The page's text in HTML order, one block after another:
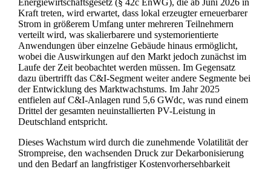
Energiewirtschaftsgesetz (§ 42c EnWG), die ab Juni 2026 in
Kraft treten, wird erwartet, dass lokal erzeugter erneuerbarer
Strom in größerem Umfang unter mehreren Teilnehmern
verteilt wird, was skalierbarere und systemorientierte
Anwendungen über einzelne Gebäude hinaus ermöglicht,
wobei die Auswirkungen auf den Markt jedoch zunächst im
Laufe der Zeit beobachtet werden müssen. Im Gegensatz
dazu übertrifft das C&I-Segment weiter andere Segmente bei
der Entwicklung des Marktwachstums. Im Jahr 2025
entfielen auf C&I-Anlagen rund 5,6 GWdc, was rund einem
Drittel der gesamten neuinstallierten PV-Leistung in
Deutschland entspricht.
Dieses Wachstum wird durch die zunehmende Volatilität der
Strompreise, den wachsenden Druck zur Dekarbonisierung
und den Bedarf an langfristiger Kostenvorhersehbarkeit